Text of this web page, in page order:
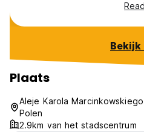
Bekijk
Plaats
Aleje Karola
Polen
2.9km van het stadscentrum